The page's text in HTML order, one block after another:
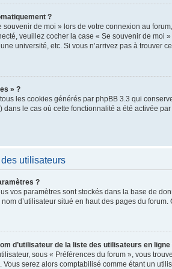
?
de moi » lors de votre connexion au
veuillez cocher la case « Se souvenir de
université, etc. Si vous n’arrivez pas à trouver
» ?
les cookies générés par phpBB 3.3 qui
dans le cas où cette fonctionnalité a été activée
utilisateurs
?
vos paramètres sont stockés dans la base de
d’utilisateur situé en haut des pages du
d’utilisateur de la liste des utilisateurs en ligne
sous « Préférences du forum », vous
serez alors comptabilisé comme étant un